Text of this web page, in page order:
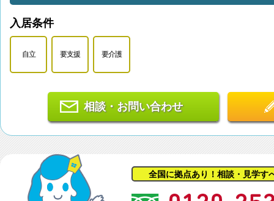
入居条件
自立 要支援 要介護
相談・お問い合わせ
全国に拠点あり！相談・見学す